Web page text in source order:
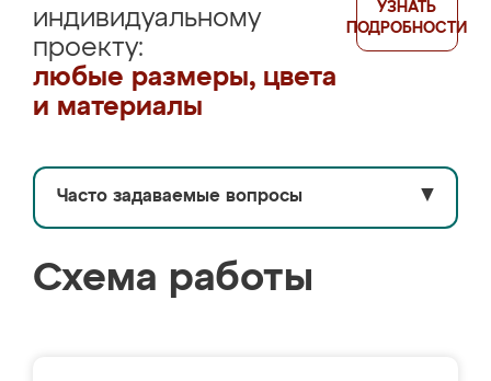
индивидуальному
проекту:
любые размеры, цвета
и материалы
УЗНАТЬ
ПОДРОБНОСТИ
Часто задаваемые вопросы ▼
Схема работы